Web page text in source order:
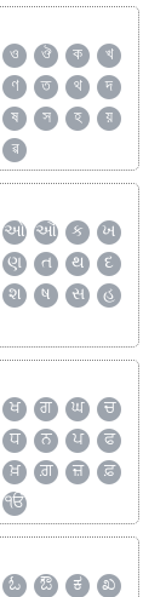
ও ঔ ক
খ
ণ ত থ
দ
ষ স হ
য়
ৱ
ઓ ઔ ક
ખ
ણ ત થ
દ
શ ષ સ
હ
ਖ ਗ ਘ
ਚ
ਧ ਨ ਪ
ਫ
ਖ਼ ਗ਼ ਜ਼
ਫ਼
ੴ
ಓ ಔ ಕ
ಖ